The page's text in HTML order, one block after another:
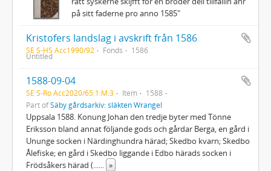
på sitt faderne pro anno 1585"
Kristofers landslag i avskrift från 1586
SE S-HS Acc1990/92 Fonds 1586
Untitled
1588-09-04
SE S-Ro Acc2020/65:1:M:3 Item
1588
Part ofSäby gårdsarkiv: släkten Wrangel
Uppsala 1588. Konung Johan den tredje byter med Tönne
Eriksson bland annat följande gods och gårdar Berga, en gård i
Ununge socken i Närdinghundra härad; Skedbo kvarn; Skedbo
Ålefiske; en gård i Skedbo liggande i Edbo härads socken i
Frödsåkers härad (...
»